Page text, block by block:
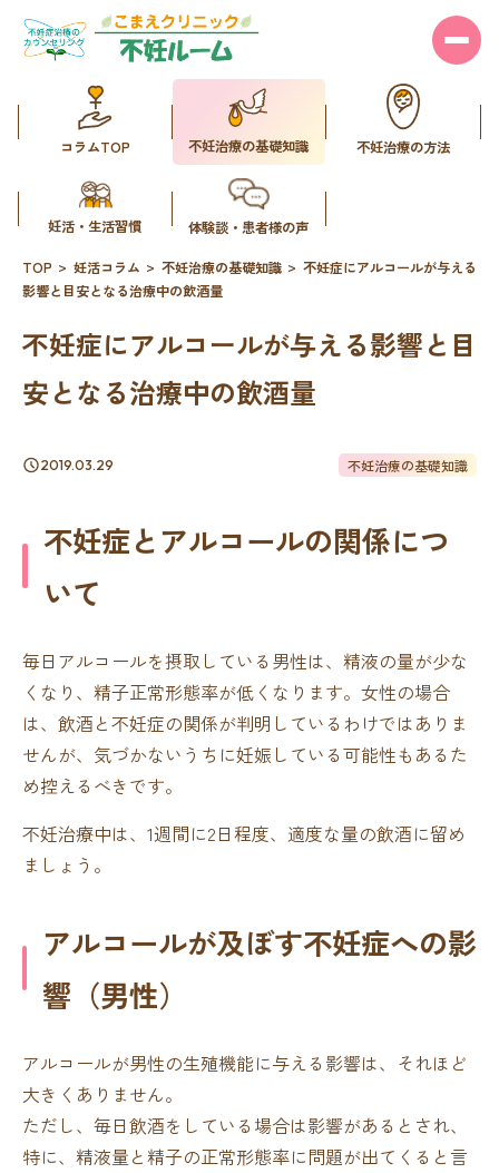
コラムTOP 不妊治療の基礎知識 不妊治療の方法
妊活・生活習慣 体験談・患者様の声
TOP 妊活コラム 不妊治療の基礎知識
不妊症にアルコールが与える
影響と目安となる治療中の飲酒量
不妊症にアルコールが与える影響と目
安となる治療中の飲酒量
2019.03.29 不妊治療の基礎知識
不妊症とアルコールの関係につ
いて
毎日アルコールを摂取している男性は、精液の量が少な
くなり、精子正常形態率が低くなります。女性の場合
は、飲酒と不妊症の関係が判明しているわけではありま
せんが、気づかないうちに妊娠している可能性もあるた
め控えるべきです。
不妊治療中は、1週間に2日程度、適度な量の飲酒に留め
ましょう。
アルコールが及ぼす不妊症への影
響（男性）
アルコールが男性の生殖機能に与える影響は、それほど
大きくありません。
ただし、毎日飲酒をしている場合は影響があるとされ、
特に、精液量と精子の正常形態率に問題が出てくると言